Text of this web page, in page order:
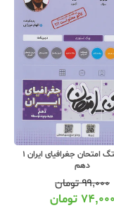
کاگو هشتگ امتحان جغرافیای ایران 1
دهم
۹۹,۰۰۰تومان
۷۴,۰۰۰ تومان